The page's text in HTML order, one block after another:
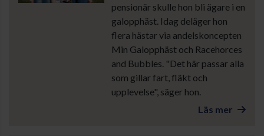
pensionär skulle hon bli ägare i en
galopphäst. Idag deläger hon
flera hästar via andelskoncepten
Min Galopphäst och Racehorces
and Bubbles. "Det här passar alla
som gillar fart, fläkt och
upplevelse", säger hon.
Läs mer